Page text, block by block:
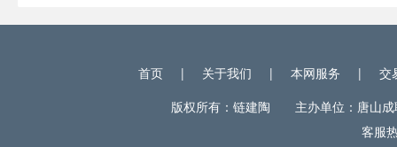
首页 | 关于我们 | 本网服务 |
交
版权所有：链建陶 主办单位：唐山
客服